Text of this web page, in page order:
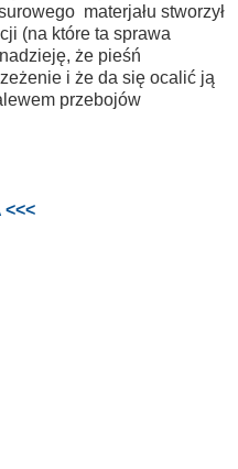
materjału stworzył
(na które ta sprawa
że pieśń
i że da się ocalić ją
przebojów
<<<